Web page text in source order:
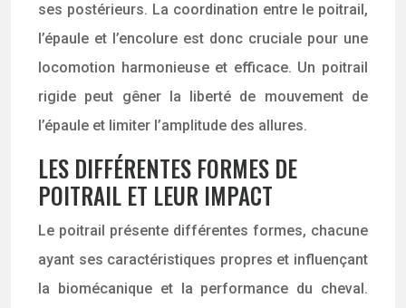
ses postérieurs. La coordination entre le poitrail,
l’épaule et l’encolure est donc cruciale pour une
locomotion harmonieuse et efficace. Un poitrail
rigide peut gêner la liberté de mouvement de
l’épaule et limiter l’amplitude des allures.
LES DIFFÉRENTES FORMES DE
POITRAIL ET LEUR IMPACT
Le poitrail présente différentes formes, chacune
ayant ses caractéristiques propres et influençant
la biomécanique et la performance du cheval.